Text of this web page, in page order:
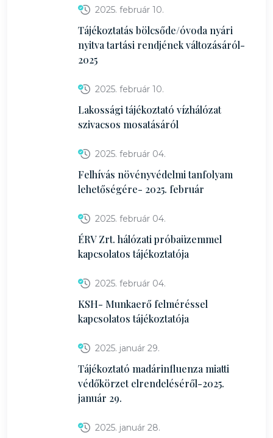
2025. február 10.
Tájékoztatás bölcsőde/óvoda nyári
nyitva tartási rendjének változásáról-
2025
2025. február 10.
Lakossági tájékoztató vízhálózat
szivacsos mosatásáról
2025. február 04.
Felhívás növényvédelmi tanfolyam
lehetőségére- 2025. február
2025. február 04.
ÉRV Zrt. hálózati próbaüzemmel
kapcsolatos tájékoztatója
2025. február 04.
KSH- Munkaerő felméréssel
kapcsolatos tájékoztatója
2025. január 29.
Tájékoztató madárinfluenza miatti
védőkörzet elrendeléséről-2025.
január 29.
2025. január 28.